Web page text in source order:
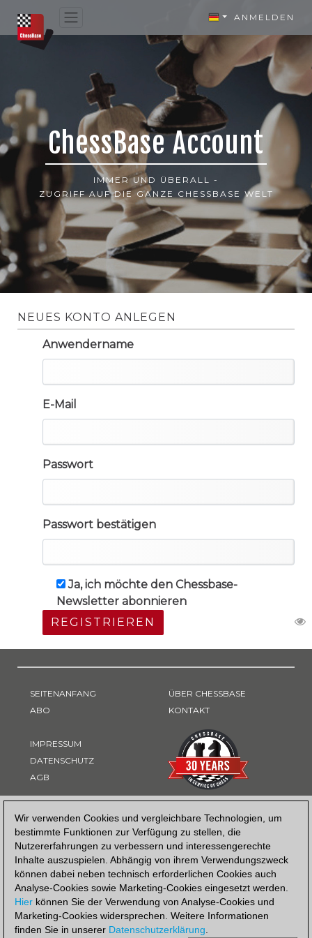
Wir verwenden Cookies und vergleichbare Technologien, um
bestimmte Funktionen zur Verfügung zu stellen, die
Nutzererfahrungen zu verbessern und interessengerechte
Inhalte auszuspielen. Abhängig von ihrem Verwendungszweck
können dabei neben technisch erforderlichen Cookies auch
Analyse-Cookies sowie Marketing-Cookies eingesetzt werden.
Hier können Sie der Verwendung von Analyse-Cookies und
Marketing-Cookies widersprechen. Weitere Informationen
finden Sie in unserer Datenschutzerklärung.
ANMELDEN
ChessBase Account
IMMER UND ÜBERALL -
ZUGRIFF AUF DIE GANZE CHESSBASE WELT
NEUES KONTO ANLEGEN
Anwendername
E-Mail
Passwort
Passwort bestätigen
Ja, ich möchte den Chessbase-
Newsletter abonnieren
REGISTRIEREN
SEITENANFANG
ABO
IMPRESSUM
DATENSCHUTZ
AGB
ÜBER CHESSBASE
KONTAKT
ZAHLUNGSART